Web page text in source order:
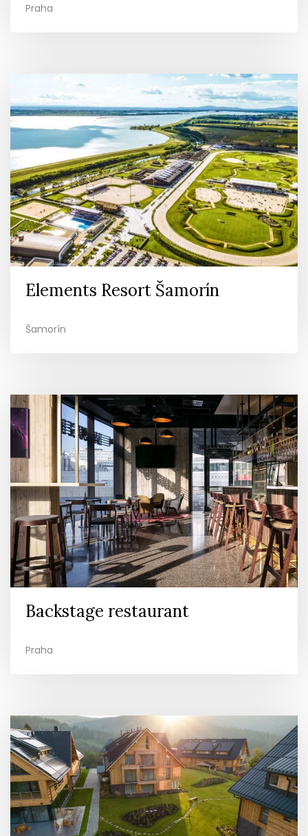
Praha
Elements Resort Šamorín
Šamorín
Backstage restaurant
Praha